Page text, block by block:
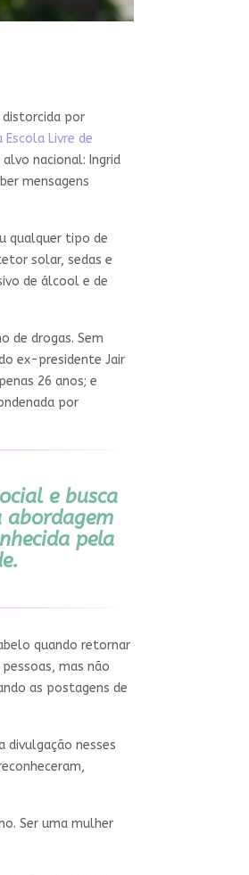
distorcida por
Livre de
nacional: Ingrid
mensagens
qualquer tipo de
solar, sedas e
de álcool e de
de drogas. Sem
ex-presidente Jair
26 anos; e
por
e busca
abordagem
pela
quando retornar
mas não
as postagens de
divulgação nesses
Ser uma mulher